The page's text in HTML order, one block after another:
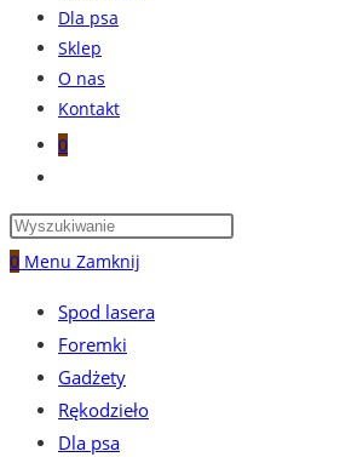
Dla psa
Sklep
O nas
Kontakt
0
search
0 Menu Zamknij
Spod lasera
Foremki
Gadżety
Rękodzieło
Dla psa